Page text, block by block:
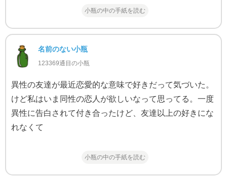
小瓶の中の手紙を読む
名前のない小瓶
123369通目の小瓶
異性の友達が最近恋愛的な意味で好きだって気づいた。
けど私はいま同性の恋人が欲しいなって思ってる。一度
異性に告白されて付き合ったけど、友達以上の好きにな
れなくて
小瓶の中の手紙を読む